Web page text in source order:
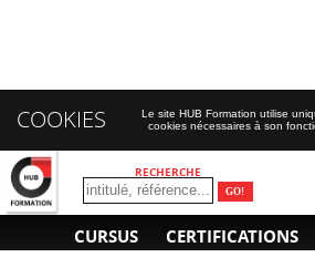
RECHERCHE
CURSUS CERTIFICATIONS
COOKIES
Le site HUB Formation utilise
cookies nécessaires à son